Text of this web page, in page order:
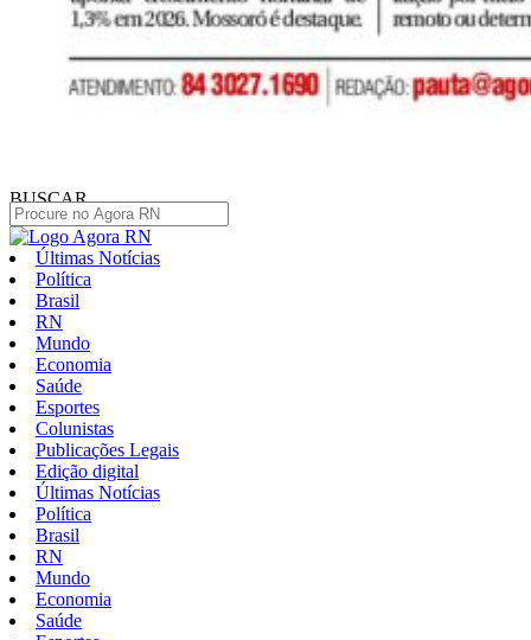
BUSCAR
Últimas Notícias
Política
Brasil
RN
Mundo
Economia
Saúde
Esportes
Colunistas
Publicações Legais
Edição digital
Últimas Notícias
Política
Brasil
RN
Mundo
Economia
Saúde